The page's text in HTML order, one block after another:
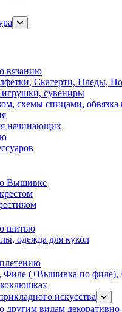
вязанию
Скатерти, Пледы,
сувениры
схемы спицами, обвязка
начинающих
Вышивке
шитью
одежда для кукол
Филе (+Вышивка по филе),
искусства
видам декоративно-